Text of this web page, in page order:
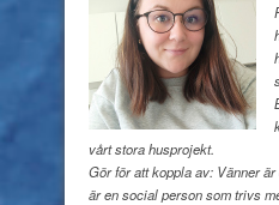
vårt stora husprojekt.
Gör för att koppla av: Vänner
är en social person som trivs